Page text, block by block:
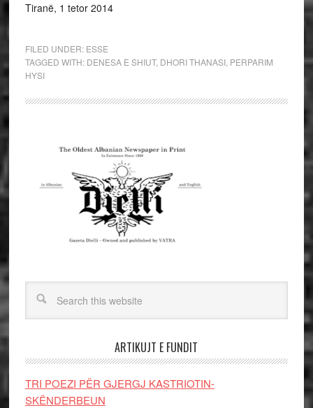
Tiranë, 1 tetor 2014
FILED UNDER: ESSE
TAGGED WITH: DENESA E SHIUT, DHORI THANASI, PERPARIM
HYSI
ARTIKUJT E FUNDIT
TRI POEZI PËR GJERGJ KASTRIOTIN-
SKËNDERBEUN